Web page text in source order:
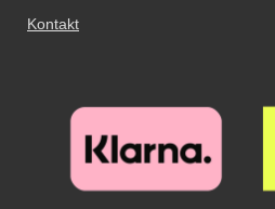
Kontakt